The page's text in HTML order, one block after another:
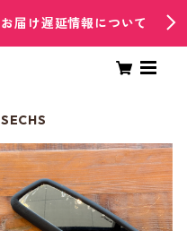
届け遅延情報について